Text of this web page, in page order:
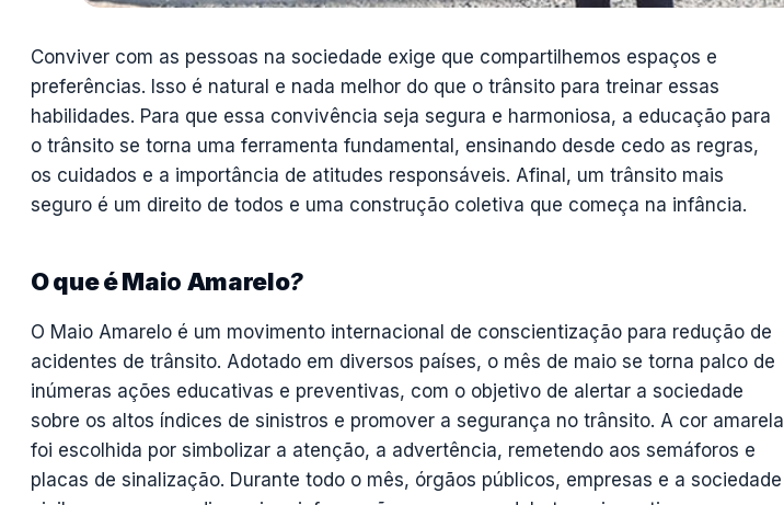
Conviver com as pessoas na sociedade exige que compartilhemos espaços e
preferências. Isso é natural e nada melhor do que o trânsito para treinar essas
habilidades. Para que essa convivência seja segura e harmoniosa, a educação para
o trânsito se torna uma ferramenta fundamental, ensinando desde cedo as regras,
os cuidados e a importância de atitudes responsáveis. Afinal, um trânsito mais
seguro é um direito de todos e uma construção coletiva que começa na infância.
O que é Maio Amarelo?
O Maio Amarelo é um movimento internacional de conscientização para redução de
acidentes de trânsito. Adotado em diversos países, o mês de maio se torna palco de
inúmeras ações educativas e preventivas, com o objetivo de alertar a sociedade
sobre os altos índices de sinistros e promover a segurança no trânsito. A cor amarela
foi escolhida por simbolizar a atenção, a advertência, remetendo aos semáforos e
placas de sinalização. Durante todo o mês, órgãos públicos, empresas e a sociedade